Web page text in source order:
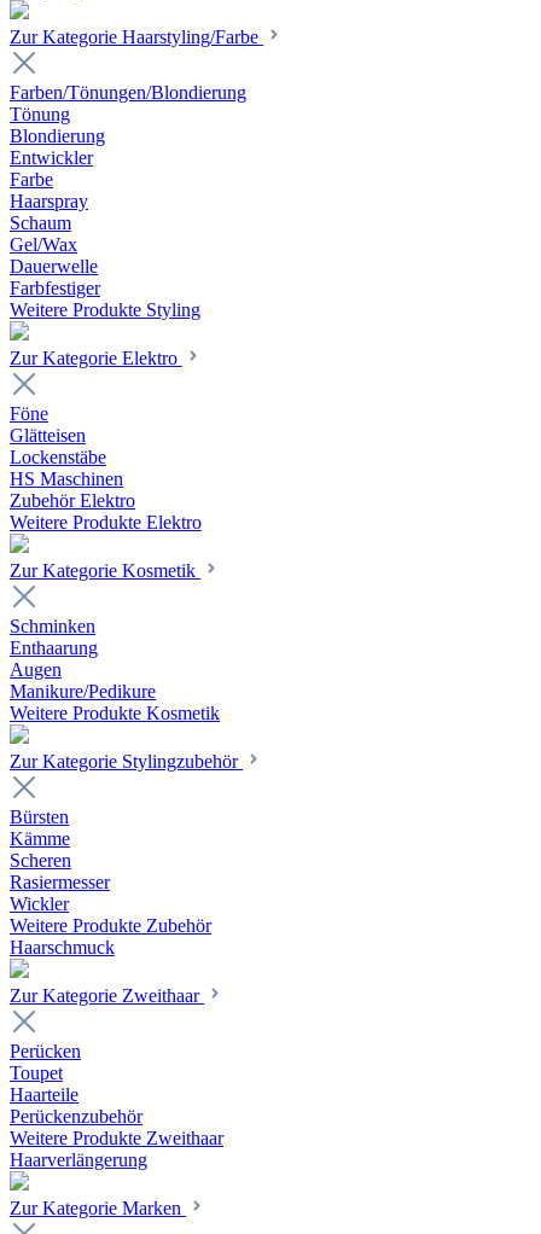
Zur Kategorie Haarstyling/Farbe
Farben/Tönungen/Blondierung
Tönung
Blondierung
Entwickler
Farbe
Haarspray
Schaum
Gel/Wax
Dauerwelle
Farbfestiger
Weitere Produkte Styling
Zur Kategorie Elektro
Föne
Glätteisen
Lockenstäbe
HS Maschinen
Zubehör Elektro
Weitere Produkte Elektro
Zur Kategorie Kosmetik
Schminken
Enthaarung
Augen
Manikure/Pedikure
Weitere Produkte Kosmetik
Zur Kategorie Stylingzubehör
Bürsten
Kämme
Scheren
Rasiermesser
Wickler
Weitere Produkte Zubehör
Haarschmuck
Zur Kategorie Zweithaar
Perücken
Toupet
Haarteile
Perückenzubehör
Weitere Produkte Zweithaar
Haarverlängerung
Zur Kategorie Marken